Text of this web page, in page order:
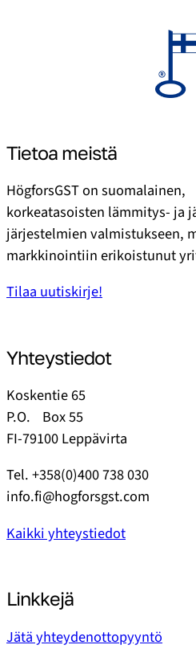
Tietoa meistä
HögforsGST on suomalainen,
korkeatasoisten lämmitys- ja
järjestelmien valmistukseen,
markkinointiin erikoistunut
Tilaa uutiskirje!
Yhteystiedot
Koskentie 65
P.O. Box 55
FI-79100 Leppävirta
Tel. +358(0)400 738 030
info.fi@hogforsgst.com
Kaikki yhteystiedot
Linkkejä
Jätä yhteydenottopyyntö